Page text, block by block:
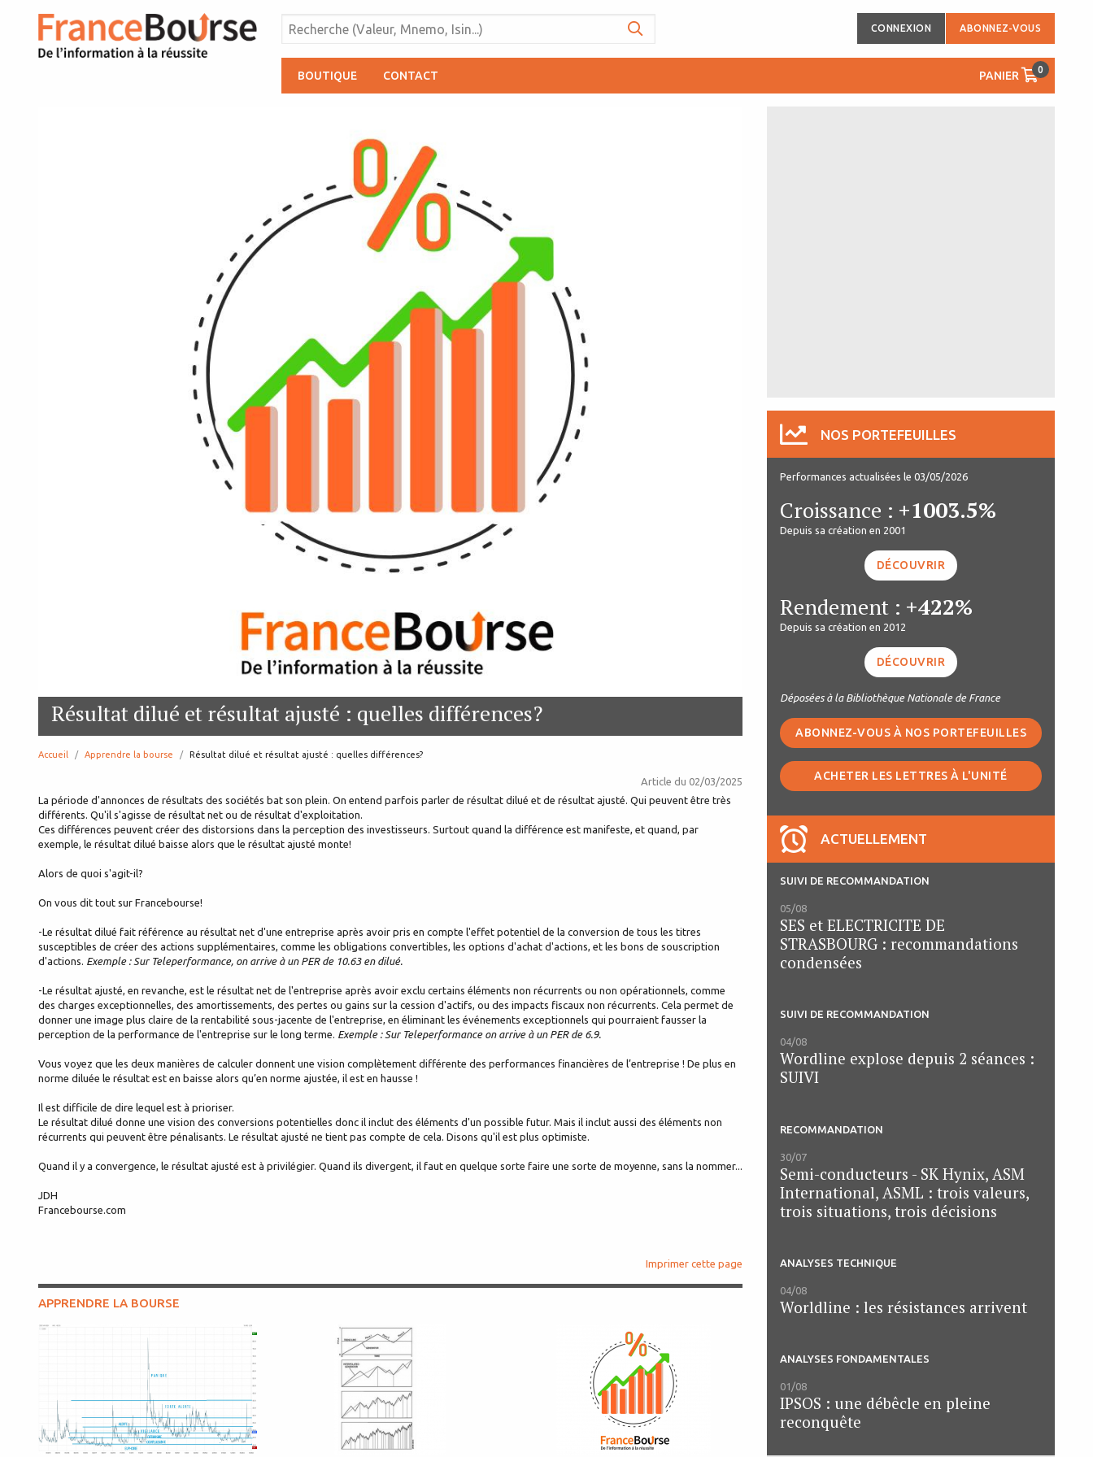
CONNEXION ABONNEZ-VOUS
BOUTIQUE CONTACT PANIER 0
Résultat dilué et résultat ajusté : quelles différences?
Accueil Apprendre la bourse page:
Résultat dilué et résultat ajusté : quelles différences?
Article du 02/03/2025
La période d'annonces de résultats des sociétés bat son plein. On entend parfois parler de résultat dilué et de résultat ajusté. Qui peuvent être très
différents. Qu'il s'agisse de résultat net ou de résultat d'exploitation.
Ces différences peuvent créer des distorsions dans la perception des investisseurs. Surtout quand la différence est manifeste, et quand, par
exemple, le résultat dilué baisse alors que le résultat ajusté monte!
Alors de quoi s'agit-il?
On vous dit tout sur Francebourse!
-Le résultat dilué fait référence au résultat net d'une entreprise après avoir pris en compte l'effet potentiel de la conversion de tous les titres
susceptibles de créer des actions supplémentaires, comme les obligations convertibles, les options d'achat d'actions, et les bons de souscription
d'actions. Exemple : Sur Teleperformance, on arrive à un PER de 10.63 en dilué.
-Le résultat ajusté, en revanche, est le résultat net de l'entreprise après avoir exclu certains éléments non récurrents ou non opérationnels, comme
des charges exceptionnelles, des amortissements, des pertes ou gains sur la cession d'actifs, ou des impacts fiscaux non récurrents. Cela permet de
donner une image plus claire de la rentabilité sous-jacente de l'entreprise, en éliminant les événements exceptionnels qui pourraient fausser la
perception de la performance de l'entreprise sur le long terme. Exemple : Sur Teleperformance on arrive à un PER de 6.9.
Vous voyez que les deux manières de calculer donnent une vision complètement différente des performances financières de l’entreprise ! De plus en
norme diluée le résultat est en baisse alors qu’en norme ajustée, il est en hausse !
Il est difficile de dire lequel est à prioriser.
Le résultat dilué donne une vision des conversions potentielles donc il inclut des éléments d'un possible futur. Mais il inclut aussi des éléments non
récurrents qui peuvent être pénalisants. Le résultat ajusté ne tient pas compte de cela. Disons qu'il est plus optimiste.
Quand il y a convergence, le résultat ajusté est à privilégier. Quand ils divergent, il faut en quelque sorte faire une sorte de moyenne, sans la nommer...
JDH
Francebourse.com
Imprimer cette page
APPRENDRE LA BOURSE
NOS PORTEFEUILLES
Performances actualisées le 03/05/2026
Croissance : +1003.5%
Depuis sa création en 2001
DÉCOUVRIR
Rendement : +422%
Depuis sa création en 2012
DÉCOUVRIR
Déposées à la Bibliothèque Nationale de France
ABONNEZ-VOUS À NOS PORTEFEUILLES
ACHETER LES LETTRES À L'UNITÉ
ACTUELLEMENT
SUIVI DE RECOMMANDATION
05/08
SES et ELECTRICITE DE
STRASBOURG : recommandations
condensées
SUIVI DE RECOMMANDATION
04/08
Wordline explose depuis 2 séances :
SUIVI
RECOMMANDATION
30/07
Semi-conducteurs - SK Hynix, ASM
International, ASML : trois valeurs,
trois situations, trois décisions
ANALYSES TECHNIQUE
04/08
Worldline : les résistances arrivent
ANALYSES FONDAMENTALES
01/08
IPSOS : une débêcle en pleine
reconquête